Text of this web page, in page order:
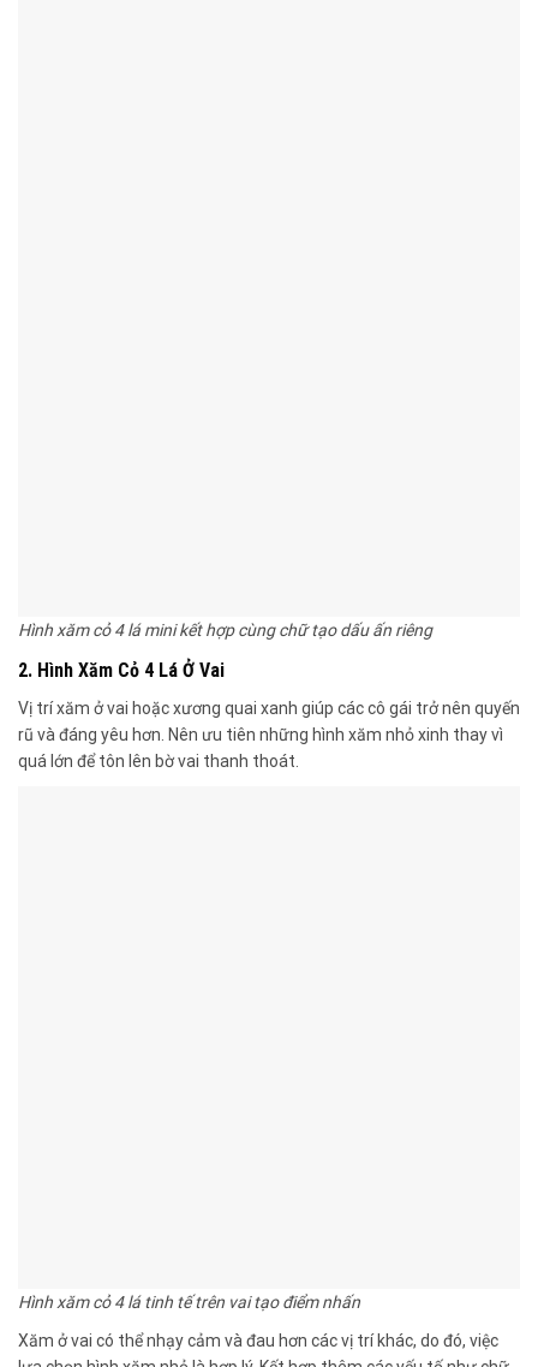
Hình xăm cỏ 4 lá mini kết hợp cùng chữ tạo dấu ấn riêng
2. Hình Xăm Cỏ 4 Lá Ở Vai
Vị trí xăm ở vai hoặc xương quai xanh giúp các cô gái trở nên quyến
rũ và đáng yêu hơn. Nên ưu tiên những hình xăm nhỏ xinh thay vì
quá lớn để tôn lên bờ vai thanh thoát.
Hình xăm cỏ 4 lá tinh tế trên vai tạo điểm nhấn
Xăm ở vai có thể nhạy cảm và đau hơn các vị trí khác, do đó, việc